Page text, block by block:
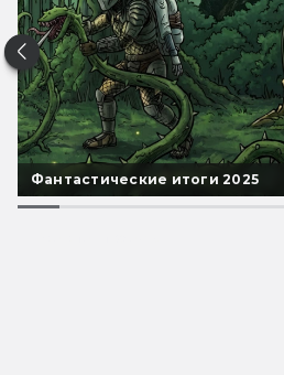
Фантастические итоги 2025